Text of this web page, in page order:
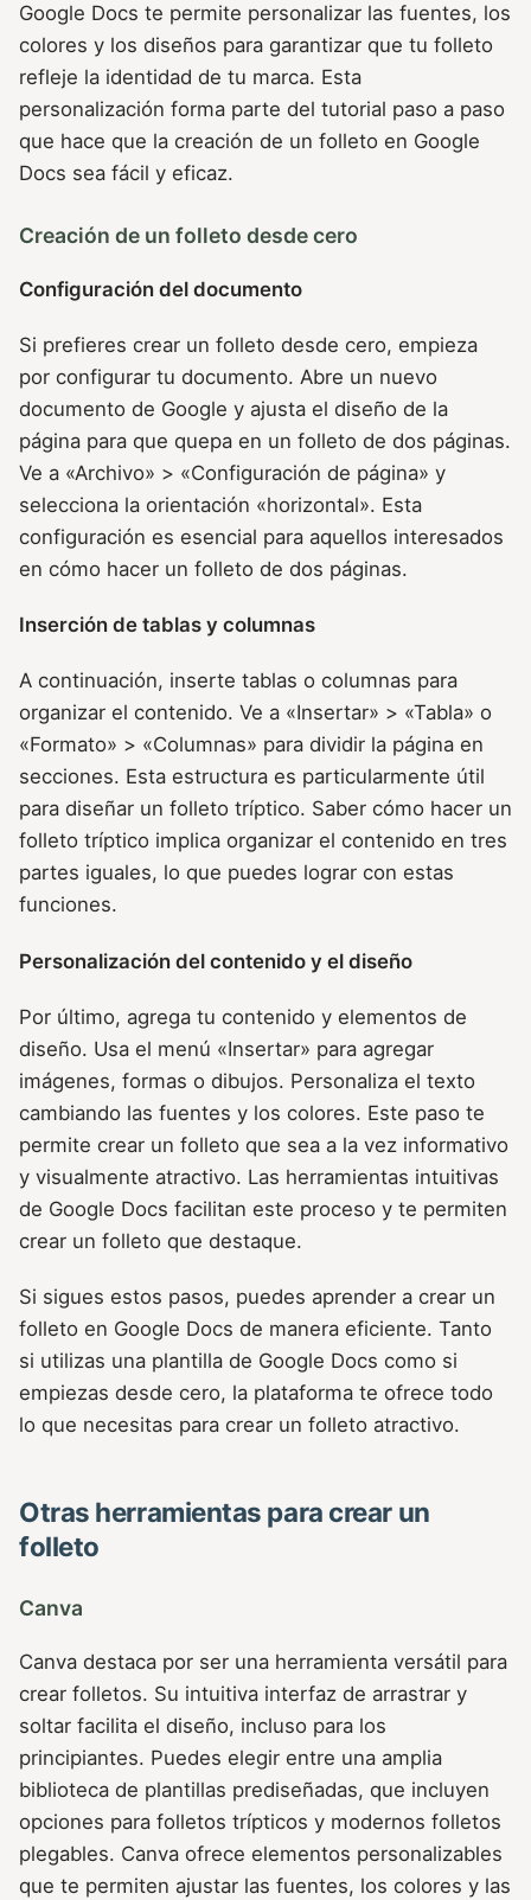
Google Docs te permite personalizar las fuentes, los
colores y los diseños para garantizar que tu folleto
refleje la identidad de tu marca. Esta
personalización forma parte del tutorial paso a paso
que hace que la creación de un folleto en Google
Docs sea fácil y eficaz.
Creación de un folleto desde cero
Configuración del documento
Si prefieres crear un folleto desde cero, empieza
por configurar tu documento. Abre un nuevo
documento de Google y ajusta el diseño de la
página para que quepa en un folleto de dos páginas.
Ve a «Archivo» > «Configuración de página» y
selecciona la orientación «horizontal». Esta
configuración es esencial para aquellos interesados
en cómo hacer un folleto de dos páginas.
Inserción de tablas y columnas
A continuación, inserte tablas o columnas para
organizar el contenido. Ve a «Insertar» > «Tabla» o
«Formato» > «Columnas» para dividir la página en
secciones. Esta estructura es particularmente útil
para diseñar un folleto tríptico. Saber cómo hacer un
folleto tríptico implica organizar el contenido en tres
partes iguales, lo que puedes lograr con estas
funciones.
Personalización del contenido y el diseño
Por último, agrega tu contenido y elementos de
diseño. Usa el menú «Insertar» para agregar
imágenes, formas o dibujos. Personaliza el texto
cambiando las fuentes y los colores. Este paso te
permite crear un folleto que sea a la vez informativo
y visualmente atractivo. Las herramientas intuitivas
de Google Docs facilitan este proceso y te permiten
crear un folleto que destaque.
Si sigues estos pasos, puedes aprender a crear un
folleto en Google Docs de manera eficiente. Tanto
si utilizas una plantilla de Google Docs como si
empiezas desde cero, la plataforma te ofrece todo
lo que necesitas para crear un folleto atractivo.
Otras herramientas para crear un
folleto
Canva
Canva destaca por ser una herramienta versátil para
crear folletos. Su intuitiva interfaz de arrastrar y
soltar facilita el diseño, incluso para los
principiantes. Puedes elegir entre una amplia
biblioteca de plantillas prediseñadas, que incluyen
opciones para folletos trípticos y modernos folletos
plegables. Canva ofrece elementos personalizables
que te permiten ajustar las fuentes, los colores y las